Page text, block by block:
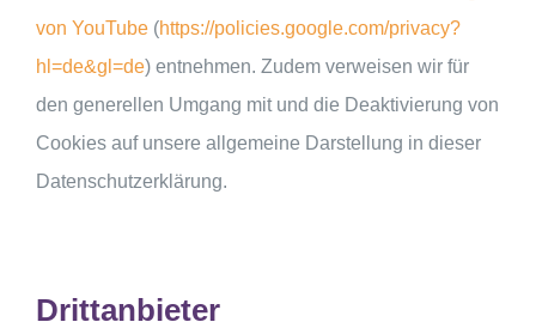
von YouTube (https://policies.google.com/privacy?
hl=de&gl=de) entnehmen. Zudem verweisen wir für
den generellen Umgang mit und die Deaktivierung von
Cookies auf unsere allgemeine Darstellung in dieser
Datenschutzerklärung.
Drittanbieter